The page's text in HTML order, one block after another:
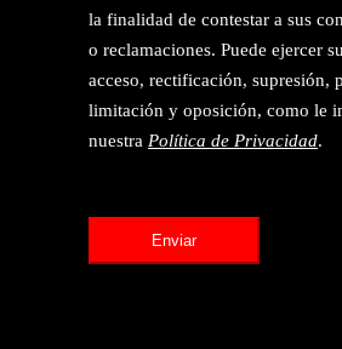
la finalidad de contestar a sus
o reclamaciones. Puede ejercer
acceso, rectificación, supresión,
limitación y oposición, como le
nuestra Política de Privacidad.